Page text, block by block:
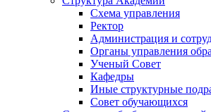
Схема управления
Ректор
Администрация и
Органы управления
Ученый Совет
Кафедры
Иные структурные
Совет обучающихся